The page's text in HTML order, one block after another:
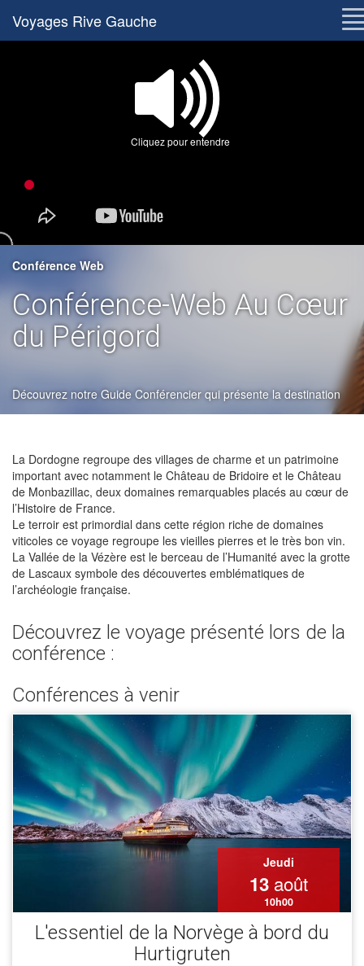
Cliquez pour entendre
Conférence Web
Conférence-Web Au Cœur
du Périgord
Découvrez notre Guide Conférencier qui présente la destination
La Dordogne regroupe des villages de charme et un patrimoine
important avec notamment le Château de Bridoire et le Château
de Monbazillac, deux domaines remarquables placés au cœur de
l’Histoire de France.
Le terroir est primordial dans cette région riche de domaines
viticoles ce voyage regroupe les vieilles pierres et le très bon vin.
La Vallée de la Vézère est le berceau de l’Humanité avec la grotte
de Lascaux symbole des découvertes emblématiques de
l’archéologie française.
Découvrez le voyage présenté lors de la
conférence :
Conférences à venir
Jeudi
13 août
10h00
L'essentiel de la Norvège à bord du
Hurtigruten
Voyages Rive Gauche